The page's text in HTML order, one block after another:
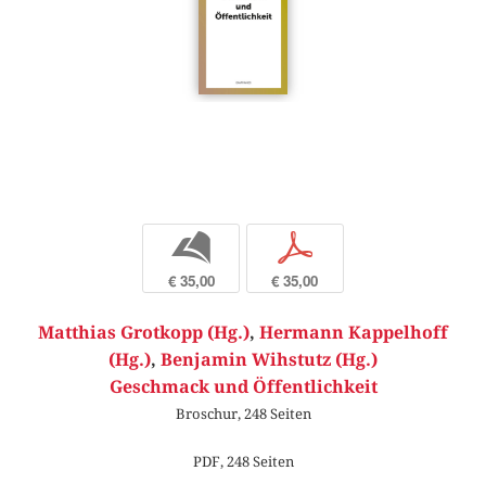
b
€ 35,00
p
€ 35,00
Matthias Grotkopp (Hg.), Hermann Kappelhoff
(Hg.), Benjamin Wihstutz (Hg.)
Geschmack und Öffentlichkeit
Broschur, 248 Seiten
PDF, 248 Seiten